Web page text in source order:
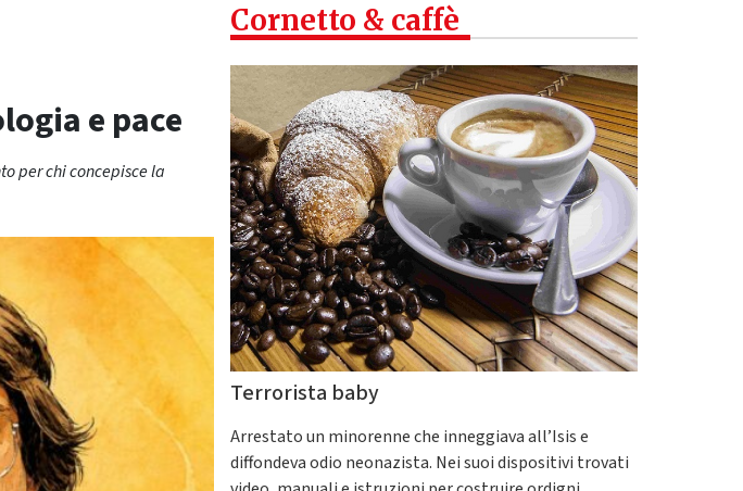
e pace
per chi concepisce la
Cornetto & caffè
Terrorista baby
Arrestato un minorenne che inneggiava all’Isis e
diffondeva odio neonazista. Nei suoi dispositivi trovati